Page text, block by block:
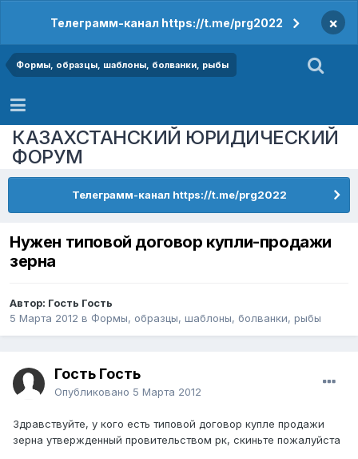
Телеграмм-канал https://t.me/prg2022 ×
Формы, образцы, шаблоны, болванки, рыбы
КАЗАХСТАНСКИЙ ЮРИДИЧЕСКИЙ
ФОРУМ
Телеграмм-канал https://t.me/prg2022
Нужен типовой договор купли-продажи
зерна
Автор: Гость Гость
5 Марта 2012 в Формы, образцы, шаблоны, болванки, рыбы
Гость Гость
Опубликовано 5 Марта 2012
Здравствуйте, у кого есть типовой договор купле продажи
зерна утвержденный провительством рк, скиньте пожалуйста